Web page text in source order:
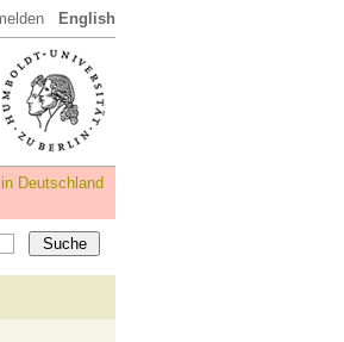
English
Deutschland